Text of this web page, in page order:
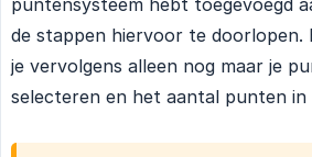
de stappen hiervoor te doorlopen.
je vervolgens alleen nog maar je
selecteren en het aantal punten in